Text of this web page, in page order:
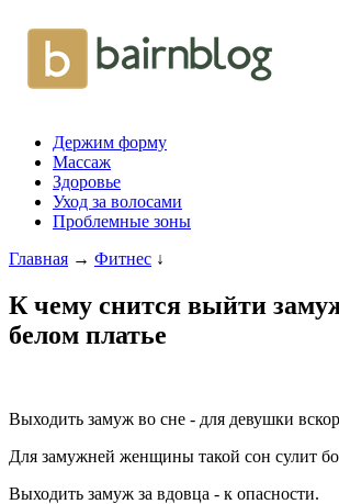
Держим форму
Массаж
Здоровье
Уход за волосами
Проблемные зоны
Главная → Фитнес ↓
К чему снится выйти
белом платье
Выходить замуж во сне - для девушки
Для замужней женщины такой сон сулит
Выходить замуж за вдовца - к опасности.